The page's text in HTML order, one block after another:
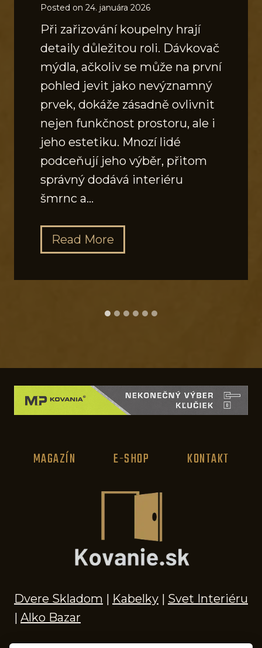
Posted on 24. januára 2026
Při zařizování koupelny hrají
detaily důležitou roli. Dávkovač
mýdla, ačkoliv se může na první
pohled jevit jako nevýznamný
prvek, dokáže zásadně ovlivnit
nejen funkčnost prostoru, ale i
jeho estetiku. Mnozí lidé
podceňují jeho výběr, přitom
správný dodává interiéru
šmrnc a…
Read More
a
k
y
a
t
i
á
á
k
MAGAZÍN E-SHOP KONTAKT
Dvere Skladom | Kabelky | Svet Interiéru
| Alko Bazar